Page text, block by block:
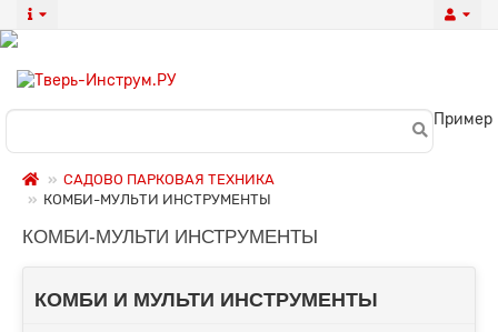
Пример
САДОВО ПАРКОВАЯ ТЕХНИКА
КОМБИ-МУЛЬТИ ИНСТРУМЕНТЫ
КОМБИ-МУЛЬТИ ИНСТРУМЕНТЫ
КОМБИ И МУЛЬТИ ИНСТРУМЕНТЫ